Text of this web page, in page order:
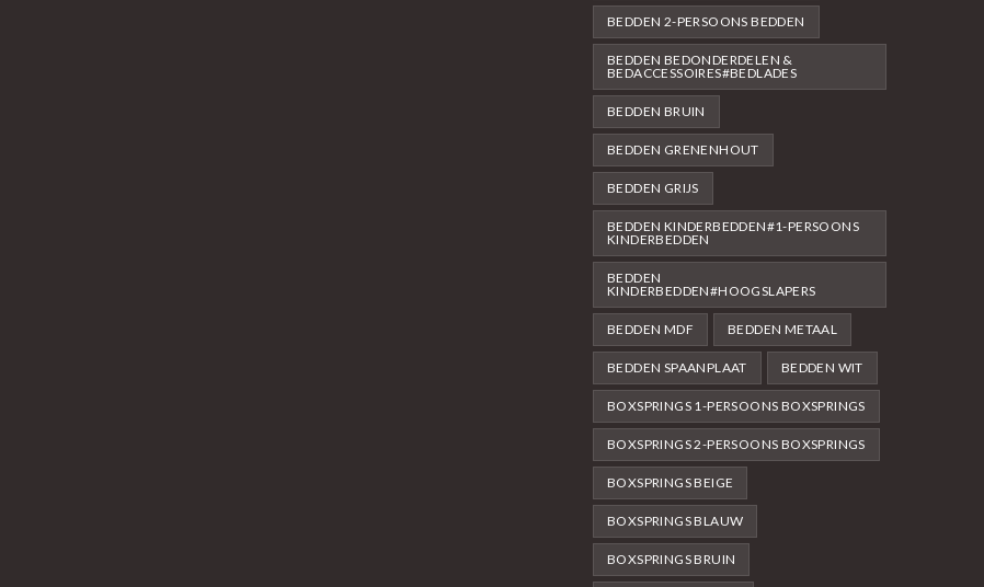
BEDDEN 2-PERSOONS BEDDEN
BEDDEN BEDONDERDELEN &
BEDACCESSOIRES#BEDLADES
BEDDEN BRUIN
BEDDEN GRENENHOUT
BEDDEN GRIJS
BEDDEN KINDERBEDDEN#1-PERSOONS
KINDERBEDDEN
BEDDEN
KINDERBEDDEN#HOOGSLAPERS
BEDDEN MDF BEDDEN METAAL
BEDDEN SPAANPLAAT BEDDEN WIT
BOXSPRINGS 1-PERSOONS BOXSPRINGS
BOXSPRINGS 2-PERSOONS BOXSPRINGS
BOXSPRINGS BEIGE
BOXSPRINGS BLAUW
BOXSPRINGS BRUIN